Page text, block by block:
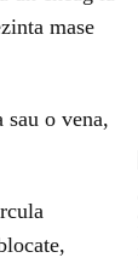
mase
o vena,